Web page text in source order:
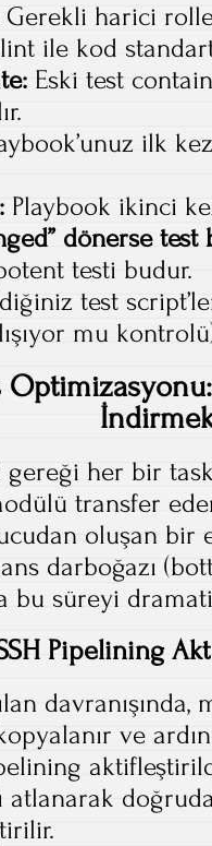
Gerekli harici
ile kod
Eski test
ilk
Playbook ikinci
dönerse test
testi budur.
test
mu
her bir
transfer
oluşan
darboğazı
bu süreyi
Pipelining
ve
atlanarak